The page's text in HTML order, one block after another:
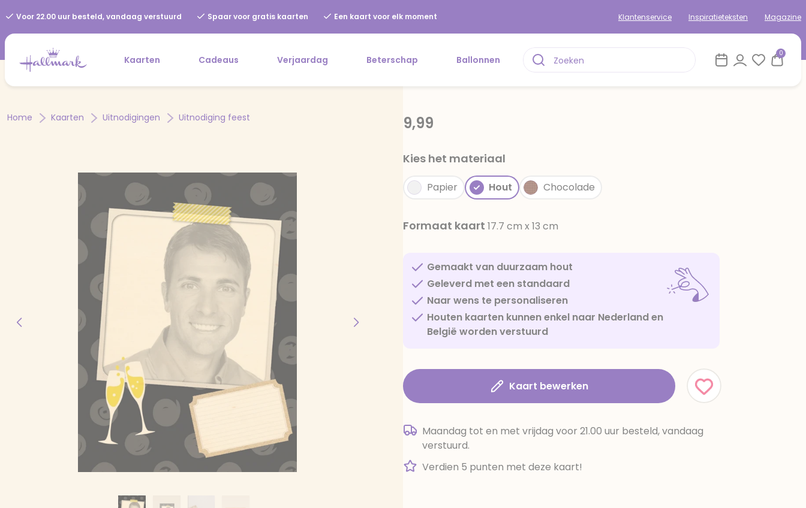
Voor 22.00 uur besteld, vandaag verstuurd Spaar voor gratis kaarten Een kaart voor elk moment Klantenservice Inspiratieteksten Magazine
Kaarten Cadeaus Verjaardag Beterschap Ballonnen
0
Home Kaarten Uitnodigingen Uitnodiging feest 9,99
Kies het materiaal
Papier Hout Chocolade
Formaat kaart 17.7 cm x 13 cm
Gemaakt van duurzaam hout
Geleverd met een standaard
Naar wens te personaliseren
Houten kaarten kunnen enkel naar Nederland en
België worden verstuurd
Kaart bewerken
Maandag tot en met vrijdag voor 21.00 uur besteld, vandaag
verstuurd.
Verdien 5 punten met deze kaart!